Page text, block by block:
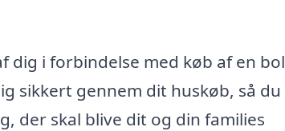
i forbindelse med køb af en
sikkert gennem dit huskøb, så du
der skal blive dit og din families